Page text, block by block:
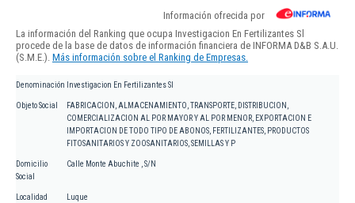
Información ofrecida por
La información del Ranking que ocupa Investigacion En Fertilizantes Sl
procede de la base de datos de información financiera de INFORMA D&B S.A.U.
(S.M.E.). Más información sobre el Ranking de Empresas.
Denominación Investigacion En Fertilizantes Sl
Objeto Social
FABRICACION, ALMACENAMIENTO, TRANSPORTE, DISTRIBUCION,
COMERCIALIZACION AL POR MAYOR Y AL POR MENOR, EXPORTACION E
IMPORTACION DE TODO TIPO DE ABONOS, FERTILIZANTES, PRODUCTOS
FITOSANITARIOS Y ZOOSANITARIOS, SEMILLAS Y P
Domicilio
Social
Calle Monte Abuchite , S/N
Localidad Luque